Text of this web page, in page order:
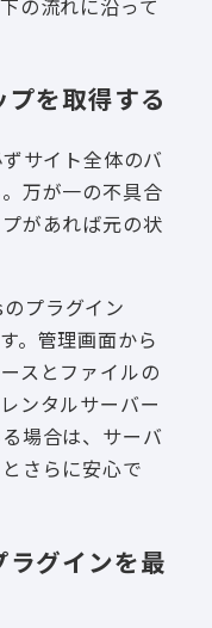
を取得する
サイト全体のバ
万が一の不具合
があれば元の状
プラグイン
。管理画面から
スとファイルの
ンタルサーバー
場合は、サーバ
さらに安心で
グインを最